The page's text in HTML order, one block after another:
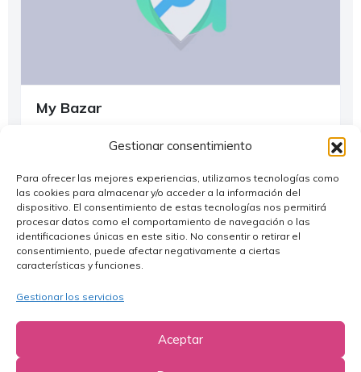
Gestionar consentimiento
Para ofrecer las mejores experiencias, utilizamos tecnologías como
las cookies para almacenar y/o acceder a la información del
dispositivo. El consentimiento de estas tecnologías nos permitirá
procesar datos como el comportamiento de navegación o las
identificaciones únicas en este sitio. No consentir o retirar el
consentimiento, puede afectar negativamente a ciertas
características y funciones.
Gestionar los servicios
Aceptar
My Bazar
¿Dónde Comprar?